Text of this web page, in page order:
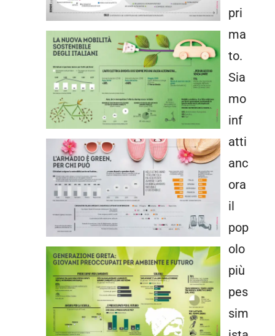
pri
ma
to.
Sia
mo
inf
atti
anc
ora
il
pop
olo
più
pes
sim